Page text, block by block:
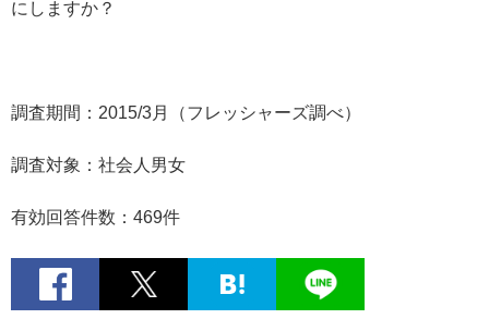
にしますか？
調査期間：2015/3月（フレッシャーズ調べ）
調査対象：社会人男女
有効回答件数：469件